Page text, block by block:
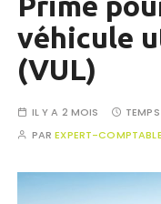
véhicule
(VUL)
IL Y A 2 MOIS
PAREXPERT-